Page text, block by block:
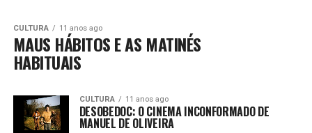
CULTURA 11 anos ago
MAUS HÁBITOS E AS MATINÉS
HABITUAIS
CULTURA 11 anos ago
DESOBEDOC: O CINEMA INCONFORMADO DE
MANUEL DE OLIVEIRA